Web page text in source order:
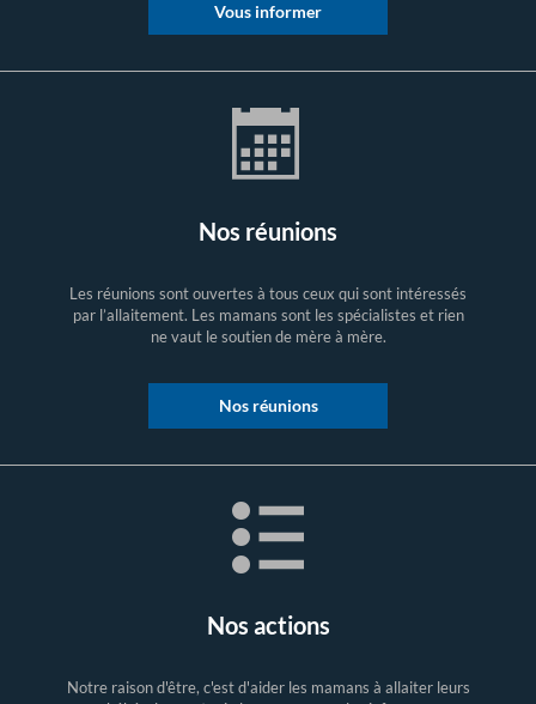
Vous informer
Nos réunions
Les réunions sont ouvertes à tous ceux qui sont intéressés
par l’allaitement. Les mamans sont les spécialistes et rien
ne vaut le soutien de mère à mère.
Nos réunions
Nos actions
Notre raison d'être, c'est d'aider les mamans à allaiter leurs